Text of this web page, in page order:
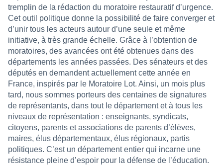
tremplin de la rédaction du moratoire restauratif d’urgence.
Cet outil politique donne la possibilité de faire converger et
d’unir tous les acteurs autour d’une seule et même
initiative, à très grande échelle. Grâce à l’obtention de
moratoires, des avancées ont été obtenues dans des
départements les années passées. Des sénateurs et des
députés en demandent actuellement cette année en
France, inspirés par le Moratoire Lot. Ainsi, un mois plus
tard, nous sommes porteurs des centaines de signatures
de représentants, dans tout le département et à tous les
niveaux de représentation : enseignants, syndicats,
citoyens, parents et associations de parents d’élèves,
maires, élus départementaux, élus régionaux, partis
politiques. C’est un département entier qui incarne une
résistance pleine d’espoir pour la défense de l’éducation.